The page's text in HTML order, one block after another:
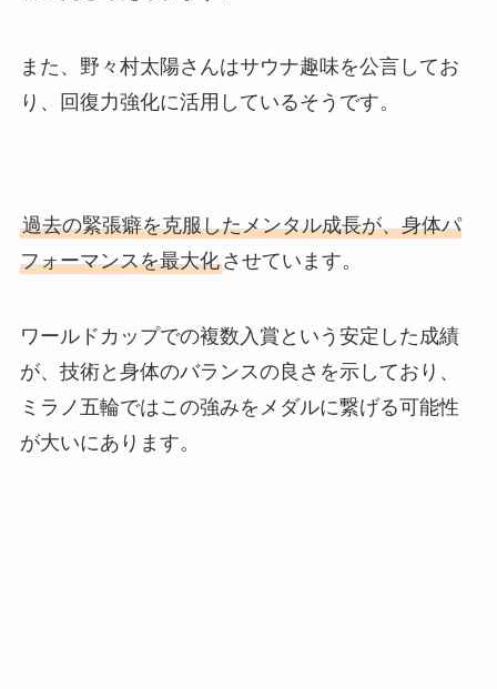
また、野々村太陽さんはサウナ趣味を公言してお
り、回復力強化に活用しているそうです。
過去の緊張癖を克服したメンタル成長が、身体パ
フォーマンスを最大化させています。
ワールドカップでの複数入賞という安定した成績
が、技術と身体のバランスの良さを示しており、
ミラノ五輪ではこの強みをメダルに繋げる可能性
が大いにあります。